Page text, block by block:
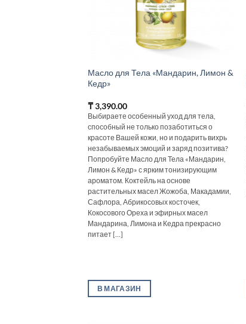
Масло для Тела «Мандарин, Лимон &
Кедр»
₸3,390.00
Выбираете особенный уход для тела,
способный не только позаботиться о
красоте Вашей кожи, но и подарить вихрь
незабываемых эмоций и заряд позитива?
Попробуйте Масло для Тела «Мандарин,
Лимон & Кедр» с ярким тонизирующим
ароматом. Коктейль на основе
растительных масел Жожоба, Макадамии,
Сафлора, Абрикосовых косточек,
Кокосового Ореха и эфирных масел
Мандарина, Лимона и Кедра прекрасно
питает [...]
В МАГАЗИН